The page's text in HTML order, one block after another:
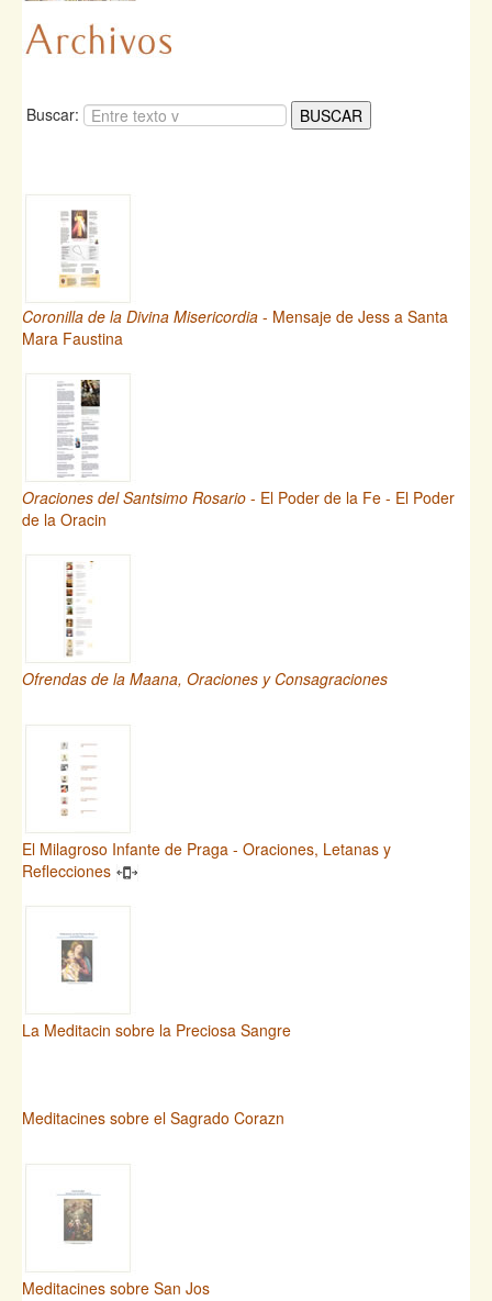
Buscar:
Coronilla de la Divina Misericordia - Mensaje de Jess a Santa
Mara Faustina
Oraciones del Santsimo Rosario - El Poder de la Fe - El Poder
de la Oracin
Ofrendas de la Maana, Oraciones y Consagraciones
El Milagroso Infante de Praga - Oraciones, Letanas y
Reflecciones
La Meditacin sobre la Preciosa Sangre
Meditacines sobre el Sagrado Corazn
Meditacines sobre San Jos